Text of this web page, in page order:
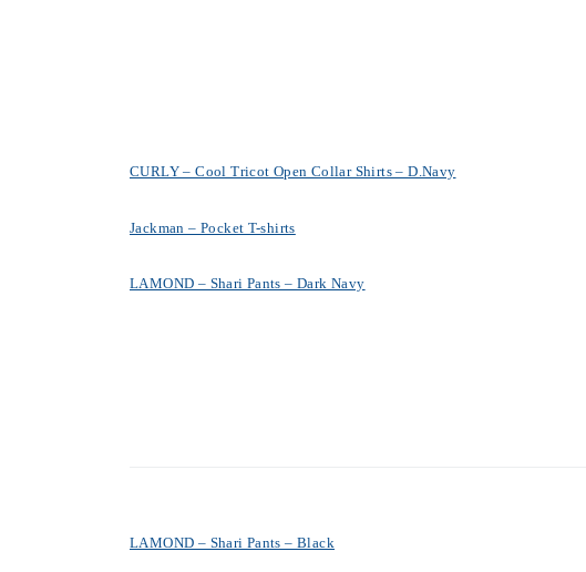
CURLY – Cool Tricot Open Collar Shirts – D.Navy
Jackman – Pocket T-shirts
LAMOND – Shari Pants – Dark Navy
LAMOND – Shari Pants – Black